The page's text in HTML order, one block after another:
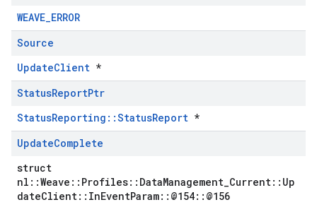
WEAVE_ERROR
Source
UpdateClient *
StatusReportPtr
StatusReporting::StatusReport *
UpdateComplete
struct
nl::Weave::Profiles::DataManagement_Current::Up
dateClient::InEventParam::@154::@156